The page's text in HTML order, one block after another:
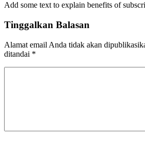
Add some text to explain benefits of
Tinggalkan Balasan
Alamat email Anda tidak akan
ditandai *